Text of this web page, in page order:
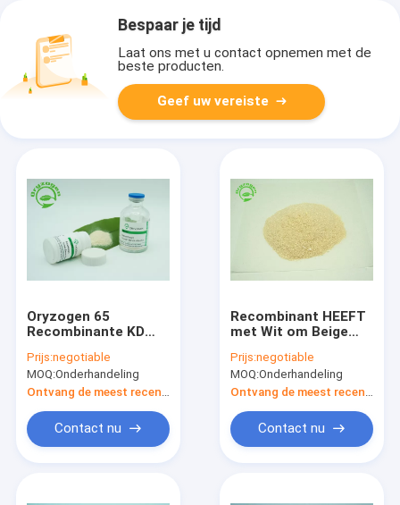
Bespaar je tijd
Laat ons met u contact opnemen met de
beste producten.
Geef uw vereiste
Oryzogen 65
Recombinante KD
Vaccin CAS 70024 90
7
Prijs:negotiable
MOQ:Onderhandeling
Contact nu
Recombinant HEEFT
met Wit om Beige
Gevriesdroogd
Poeder HEEFT Hoge
Zuiverheid
Prijs:negotiable
MOQ:Onderhandeling
Contact nu